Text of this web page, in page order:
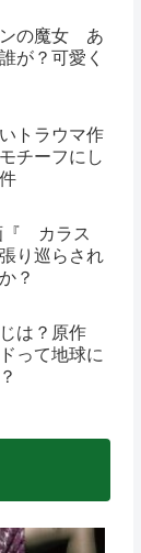
ンの魔女 あ
が？可愛く
トラウマ作
チーフにし
件
『 カラス
り巡らされ
？
は？原作
って地球に